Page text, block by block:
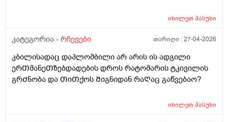
იხილეთპასუხი
კატეგორია - რჩევები თარიღი :27-04-2026
კბილისადაც დაპლომბილი არ არის ის ადგილი
ერᲗმანეᲗზებდადების დროს რატომარის ტკივილის
გრᲫნობა და ᲗიᲗქოს Შიგნიდან რაᲦაც გაწვებაო?
იხილეთპასუხი